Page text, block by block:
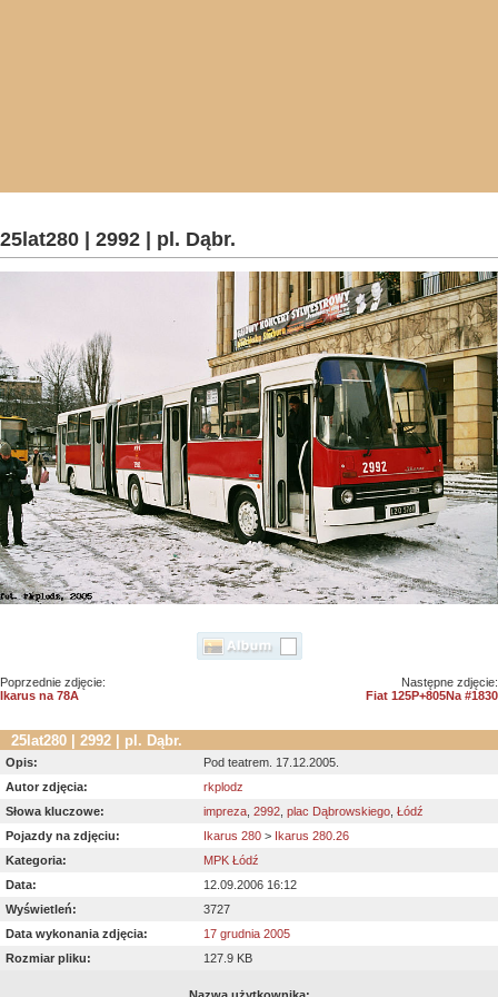
25lat280 | 2992 | pl. Dąbr.
Poprzednie zdjęcie:
Ikarus na 78A
Następne zdjęcie:
Fiat 125P+805Na #1830
25lat280 | 2992 | pl. Dąbr.
Opis:
Pod teatrem. 17.12.2005.
Autor zdjęcia:
rkplodz
Słowa kluczowe:
impreza 2992 plac Dąbrowskiego Łódź
Pojazdy na zdjęciu:
Ikarus 280 > Ikarus 280.26
Kategoria:
MPK Łódź
Data:
12.09.2006 16:12
Wyświetleń:
3727
Data wykonania zdjęcia:
17 grudnia 2005
Rozmiar pliku:
127.9 KB
Nazwa użytkownika: